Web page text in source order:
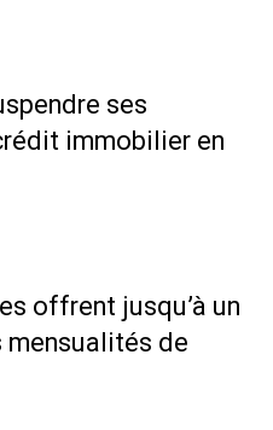
ses
immobilier en
offrent jusqu’à un
mensualités de